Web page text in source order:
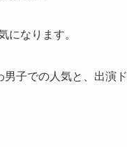
になります。
子での人気と、出演